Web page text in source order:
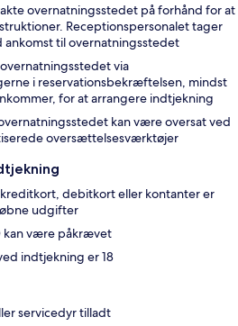
overnatningsstedet på forhånd for at
Receptionspersonalet tager
til overnatningsstedet
via
i reservationsbekræftelsen, mindst
for at arrangere indtjekning
kan være oversat ved
oversættelsesværktøjer
debitkort eller kontanter er
udgifter
kan være påkrævet
indtjekning er 18
servicedyr tilladt